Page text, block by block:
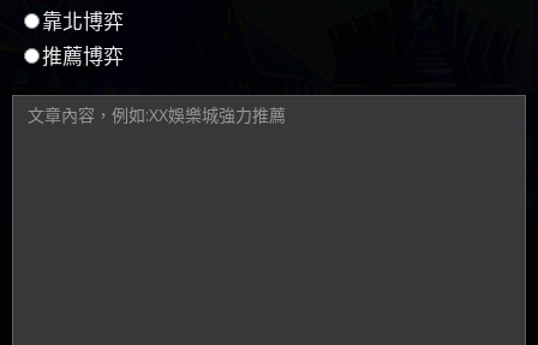
靠北博弈
推薦博弈